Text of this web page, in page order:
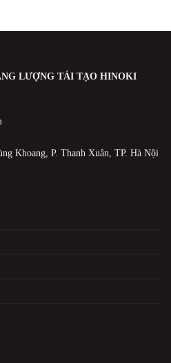
LƯỢNG TÁI TẠO HINOKI
Khoang, P. Thanh Xuân, TP. Hà Nội